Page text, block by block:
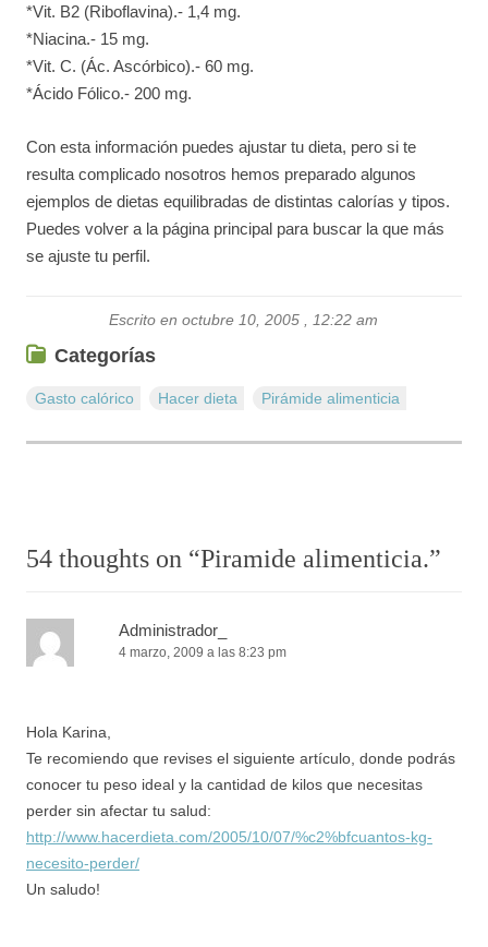
*Vit. B2 (Riboflavina).- 1,4 mg.
*Niacina.- 15 mg.
*Vit. C. (Ác. Ascórbico).- 60 mg.
*Ácido Fólico.- 200 mg.
Con esta información puedes ajustar tu dieta, pero si te
resulta complicado nosotros hemos preparado algunos
ejemplos de dietas equilibradas de distintas calorías y tipos.
Puedes volver a la página principal para buscar la que más
se ajuste tu perfil.
Escrito en octubre 10, 2005 , 12:22 am
Categorías
Gasto calórico Hacer dieta Pirámide alimenticia
54 thoughts on “Piramide alimenticia.”
Administrador_
4 marzo, 2009 a las 8:23 pm
Hola Karina,
Te recomiendo que revises el siguiente artículo, donde podrás
conocer tu peso ideal y la cantidad de kilos que necesitas
perder sin afectar tu salud:
http://www.hacerdieta.com/2005/10/07/%c2%bfcuantos-kg-
necesito-perder/
Un saludo!